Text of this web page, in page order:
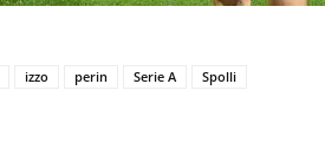
izzo perin Serie A Spolli